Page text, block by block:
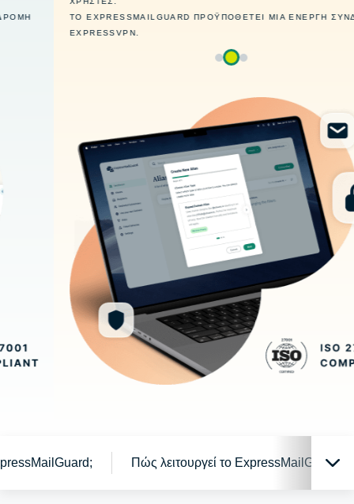
ΤΟ EXPRESSMAILGUARD ΠΡΟΫΠΟΘΈΤΕΙ ΜΙΑ ΕΝΕΡΓΉ ΣΥΝΔΡΟΜΉ
EXPRESSVPN.
Πώς λειτουργεί το ExpressMailGuard